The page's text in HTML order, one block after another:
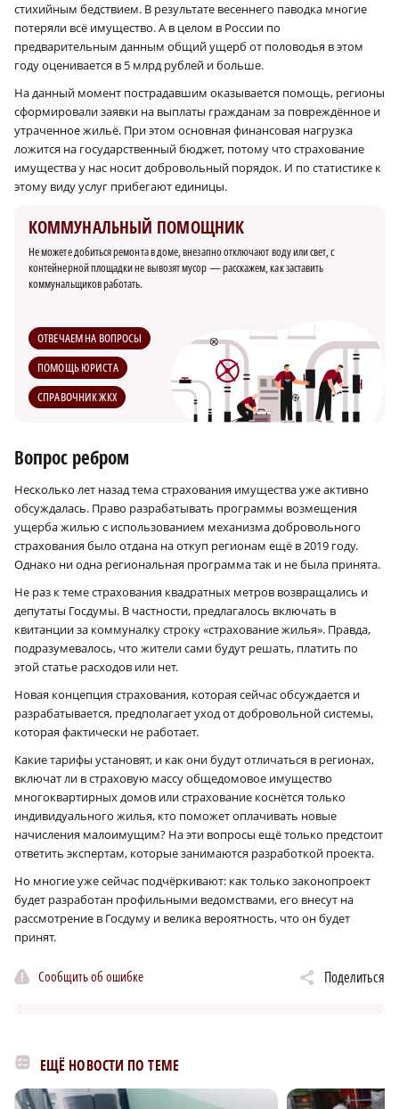
стихийным бедствием. В результате весеннего паводка многие
потеряли всё имущество. А в целом в России по
предварительным данным общий ущерб от половодья в этом
году оценивается в 5 млрд рублей и больше.
На данный момент пострадавшим оказывается помощь, регионы
сформировали заявки на выплаты гражданам за повреждённое и
утраченное жильё. При этом основная финансовая нагрузка
ложится на государственный бюджет, потому что страхование
имущества у нас носит добровольный порядок. И по статистике к
этому виду услуг прибегают единицы.
КОММУНАЛЬНЫЙ ПОМОЩНИК
Не можете добиться ремонта в доме, внезапно отключают воду или свет, с
контейнерной площадки не вывозят мусор — расскажем, как заставить
коммунальщиков работать.
ОТВЕЧАЕМ НА ВОПРОСЫ
ПОМОЩЬ ЮРИСТА
СПРАВОЧНИК ЖКХ
Вопрос ребром
Несколько лет назад тема страхования имущества уже активно
обсуждалась. Право разрабатывать программы возмещения
ущерба жилью с использованием механизма добровольного
страхования было отдана на откуп регионам ещё в 2019 году.
Однако ни одна региональная программа так и не была принята.
Не раз к теме страхования квадратных метров возвращались и
депутаты Госдумы. В частности, предлагалось включать в
квитанции за коммуналку строку «страхование жилья». Правда,
подразумевалось, что жители сами будут решать, платить по
этой статье расходов или нет.
Новая концепция страхования, которая сейчас обсуждается и
разрабатывается, предполагает уход от добровольной системы,
которая фактически не работает.
Какие тарифы установят, и как они будут отличаться в регионах,
включат ли в страховую массу общедомовое имущество
многоквартирных домов или страхование коснётся только
индивидуального жилья, кто поможет оплачивать новые
начисления малоимущим? На эти вопросы ещё только предстоит
ответить экспертам, которые занимаются разработкой проекта.
Но многие уже сейчас подчёркивают: как только законопроект
будет разработан профильными ведомствами, его внесут на
рассмотрение в Госдуму и велика вероятность, что он будет
принят.
Сообщить об ошибке Поделиться
ЕЩЁ НОВОСТИ ПО ТЕМЕ